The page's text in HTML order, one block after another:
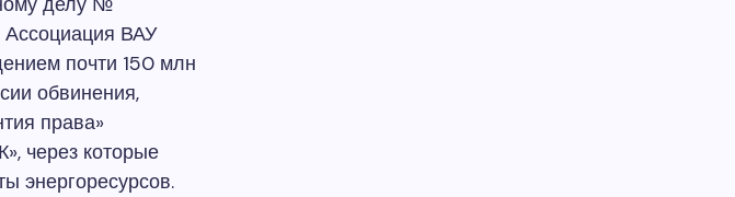
ВАУ
почти 150 млн
обвинения,
права»
через которые
энергоресурсов.